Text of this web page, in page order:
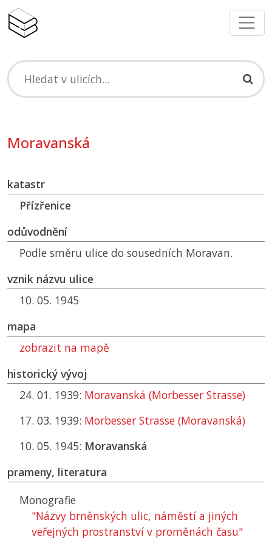
Moravanská
katastr
Přízřenice
odůvodnění
Podle směru ulice do sousedních Moravan.
vznik názvu ulice
10. 05. 1945
mapa
zobrazit na mapě
historický vývoj
24. 01. 1939: Moravanská (Morbesser Strasse)
17. 03. 1939: Morbesser Strasse (Moravanská)
10. 05. 1945: Moravanská
prameny, literatura
Monografie
"Názvy brněnských ulic, náměstí a jiných
veřejných prostranství v proměnách času"